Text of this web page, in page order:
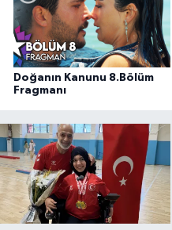
Doğanın Kanunu 8.Bölüm
Fragmanı